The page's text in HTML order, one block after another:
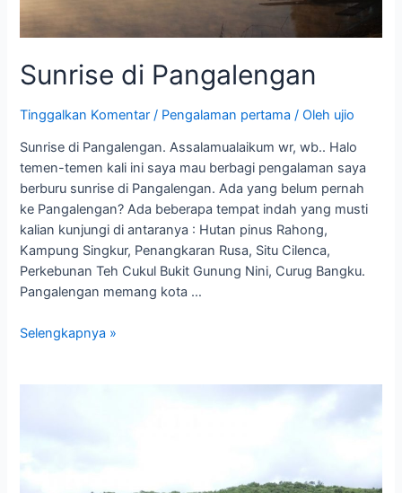
Sunrise di Pangalengan
Tinggalkan Komentar / Pengalaman pertama / Oleh ujio
Sunrise di Pangalengan. Assalamualaikum wr, wb.. Halo
temen-temen kali ini saya mau berbagi pengalaman saya
berburu sunrise di Pangalengan. Ada yang belum pernah
ke Pangalengan? Ada beberapa tempat indah yang musti
kalian kunjungi di antaranya : Hutan pinus Rahong,
Kampung Singkur, Penangkaran Rusa, Situ Cilenca,
Perkebunan Teh Cukul Bukit Gunung Nini, Curug Bangku.
Pangalengan memang kota …
Selengkapnya »